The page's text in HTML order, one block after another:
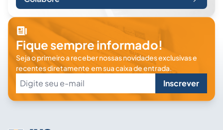
Fique sempre informado!
Seja o primeiro a receber nossas novidades exclusivas e
recentes diretamente em sua caixa de entrada.
Inscrever